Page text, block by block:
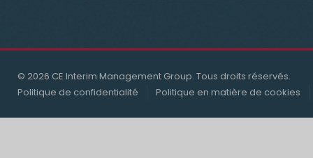
© 2026 CE Interim Management Group. Tous droits réservés.
Politique de confidentialité
Politique en matière de cookies